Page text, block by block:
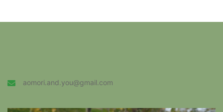
aomori.and.you@gmail.com